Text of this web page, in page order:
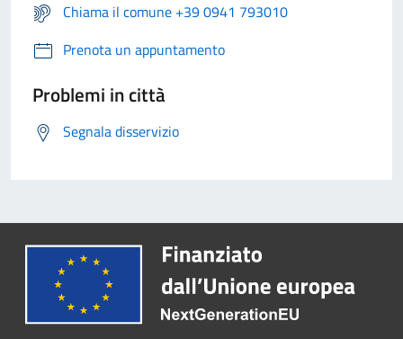
Chiama il comune +39 0941 793010
Prenota un appuntamento
Problemi in città
Segnala disservizio